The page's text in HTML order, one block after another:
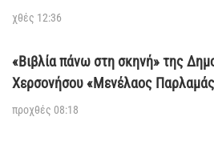
χθές 12:36
«Βιβλία πάνω στη σκηνή» της
Χερσονήσου «Μενέλαος
προχθές 08:18